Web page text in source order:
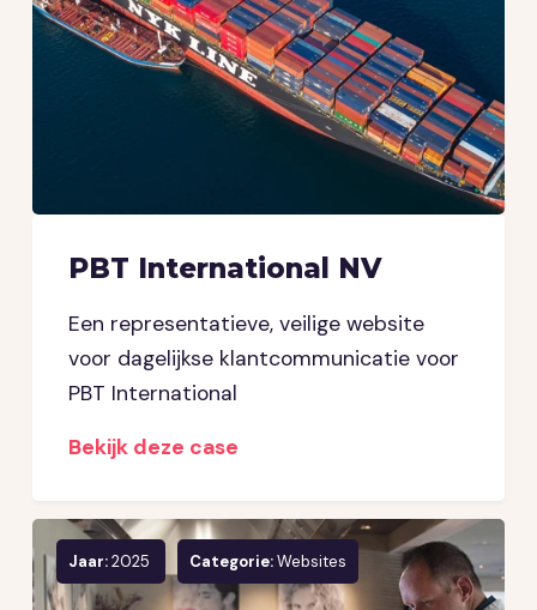
PBT International NV
Een representatieve, veilige website
voor dagelijkse klantcommunicatie voor
PBT International
Bekijk deze case
Jaar:2025 Categorie:Websites